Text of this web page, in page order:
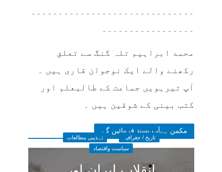
۔۔۔۔۔۔۔۔۔۔۔۔۔۔۔۔۔۔۔۔۔۔۔۔۔۔۔۔۔۔
۔۔۔۔۔۔۔۔۔۔۔۔۔۔۔۔۔
محمد ابراہیم تلہ گنگ سے تعلق
رکھنے والے ایک نوجوان قاری ہیں ۔
آپ تیرہویں جماعت کے طالبعلم اور
کتب بینی کے شوقین ہیں ۔
مکمن ہےآپ پسند فرمائیں گے
تاریخ / جغرافیہ
تہذیبی مطالعات
سیاست واقتصاد